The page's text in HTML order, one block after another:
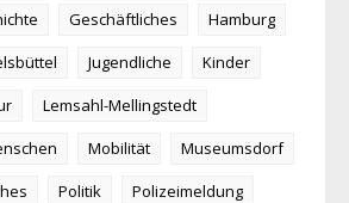
Geschäftliches
Hamburg
Jugendliche
Kinder
Lemsahl-Mellingstedt
Mobilität
Museumsdorf
Politik
Polizeimeldung